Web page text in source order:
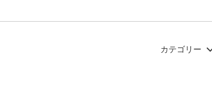
カテゴリー